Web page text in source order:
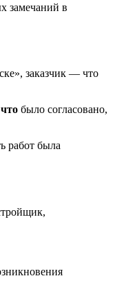
замечаний в
заказчик — что
что было согласовано,
работ была